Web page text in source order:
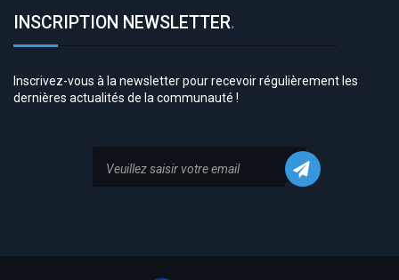
INSCRIPTION NEWSLETTER.
Inscrivez-vous à la newsletter pour recevoir régulièrement les
dernières actualités de la communauté !